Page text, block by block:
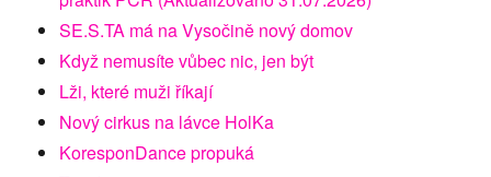
SE.S.TA má na Vysočině nový domov
Když nemusíte vůbec nic, jen být
Lži, které muži říkají
Nový cirkus na lávce HolKa
KoresponDance propuká